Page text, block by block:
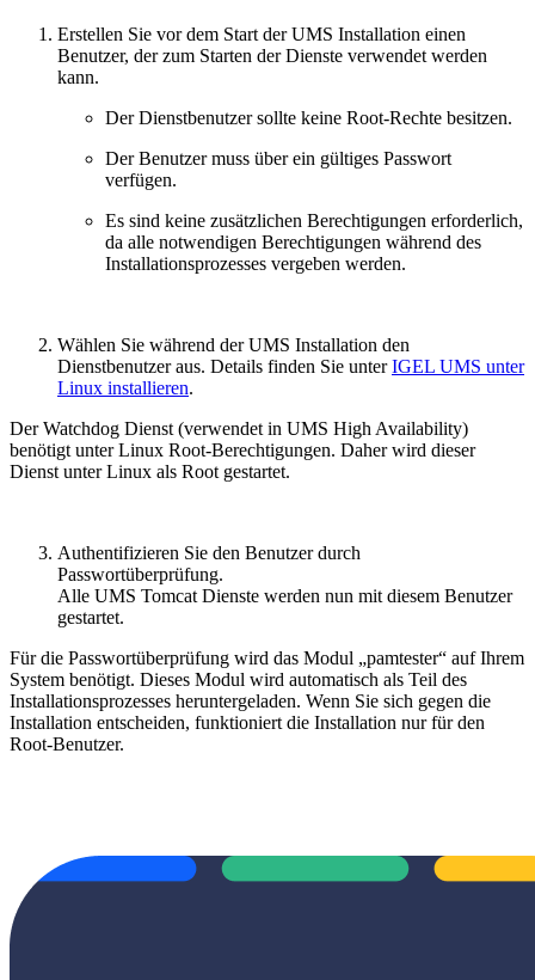
Erstellen Sie vor dem Start der UMS Installation einen
Benutzer, der zum Starten der Dienste verwendet werden
kann.
Der Dienstbenutzer sollte keine Root-Rechte besitzen.
Der Benutzer muss über ein gültiges Passwort
verfügen.
Es sind keine zusätzlichen Berechtigungen erforderlich,
da alle notwendigen Berechtigungen während des
Installationsprozesses vergeben werden.
Wählen Sie während der UMS Installation den
Dienstbenutzer aus. Details finden Sie unterIGEL UMS unter
Linux installieren.
Der Watchdog Dienst (verwendet in UMS High Availability)
benötigt unter Linux Root-Berechtigungen. Daher wird dieser
Dienst unter Linux als Root gestartet.
Authentifizieren Sie den Benutzer durch
Passwortüberprüfung.
Alle UMS Tomcat Dienste werden nun mit diesem Benutzer
gestartet.
Für die Passwortüberprüfung wird das Modul „pamtester“ auf Ihrem
System benötigt. Dieses Modul wird automatisch als Teil des
Installationsprozesses heruntergeladen. Wenn Sie sich gegen die
Installation entscheiden, funktioniert die Installation nur für den
Root-Benutzer.